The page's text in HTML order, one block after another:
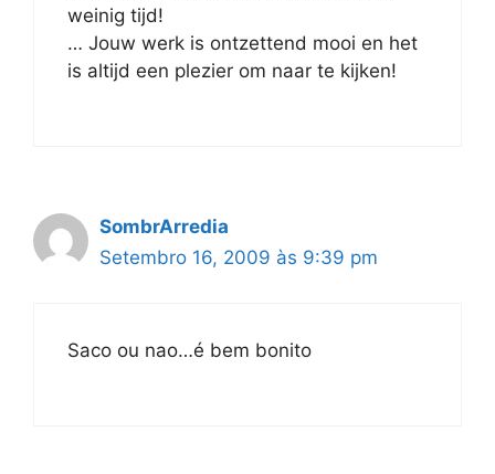
weinig tijd!
… Jouw werk is ontzettend mooi en het
is altijd een plezier om naar te kijken!
SombrArredia
Setembro 16, 2009 às 9:39 pm
Saco ou nao…é bem bonito